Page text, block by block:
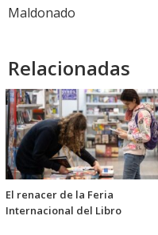
Maldonado
Relacionadas
El renacer de la Feria
Internacional del Libro